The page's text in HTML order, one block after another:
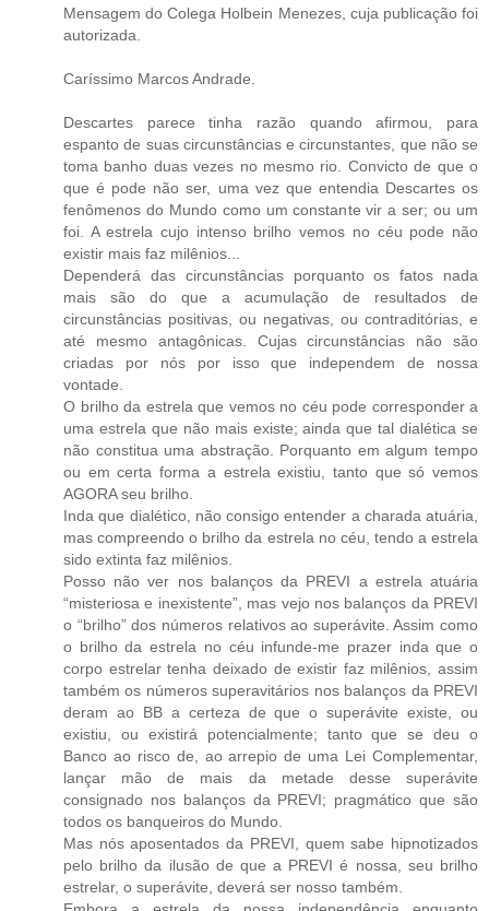
Mensagem do Colega Holbein Menezes, cuja publicação foi
autorizada.
Caríssimo Marcos Andrade.
Descartes parece tinha razão quando afirmou, para
espanto de suas circunstâncias e circunstantes, que não se
toma banho duas vezes no mesmo rio. Convicto de que o
que é pode não ser, uma vez que entendia Descartes os
fenômenos do Mundo como um constante vir a ser; ou um
foi. A estrela cujo intenso brilho vemos no céu pode não
existir mais faz milênios...
Dependerá das circunstâncias porquanto os fatos nada
mais são do que a acumulação de resultados de
circunstâncias positivas, ou negativas, ou contraditórias, e
até mesmo antagônicas. Cujas circunstâncias não são
criadas por nós por isso que independem de nossa
vontade.
O brilho da estrela que vemos no céu pode corresponder a
uma estrela que não mais existe; ainda que tal dialética se
não constitua uma abstração. Porquanto em algum tempo
ou em certa forma a estrela existiu, tanto que só vemos
AGORA seu brilho.
Inda que dialético, não consigo entender a charada atuária,
mas compreendo o brilho da estrela no céu, tendo a estrela
sido extinta faz milênios.
Posso não ver nos balanços da PREVI a estrela atuária
“misteriosa e inexistente”, mas vejo nos balanços da PREVI
o “brilho” dos números relativos ao superávite. Assim como
o brilho da estrela no céu infunde-me prazer inda que o
corpo estrelar tenha deixado de existir faz milênios, assim
também os números superavitários nos balanços da PREVI
deram ao BB a certeza de que o superávite existe, ou
existiu, ou existirá potencialmente; tanto que se deu o
Banco ao risco de, ao arrepio de uma Lei Complementar,
lançar mão de mais da metade desse superávite
consignado nos balanços da PREVI; pragmático que são
todos os banqueiros do Mundo.
Mas nós aposentados da PREVI, quem sabe hipnotizados
pelo brilho da ilusão de que a PREVI é nossa, seu brilho
estrelar, o superávite, deverá ser nosso também.